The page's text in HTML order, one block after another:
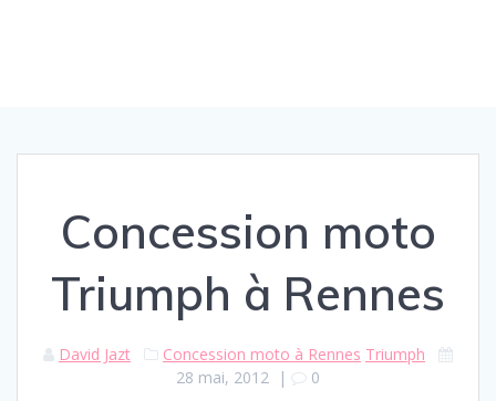
Concession moto
Triumph à Rennes
David Jazt Concession moto à Rennes Triumph
28 mai, 2012 | 0